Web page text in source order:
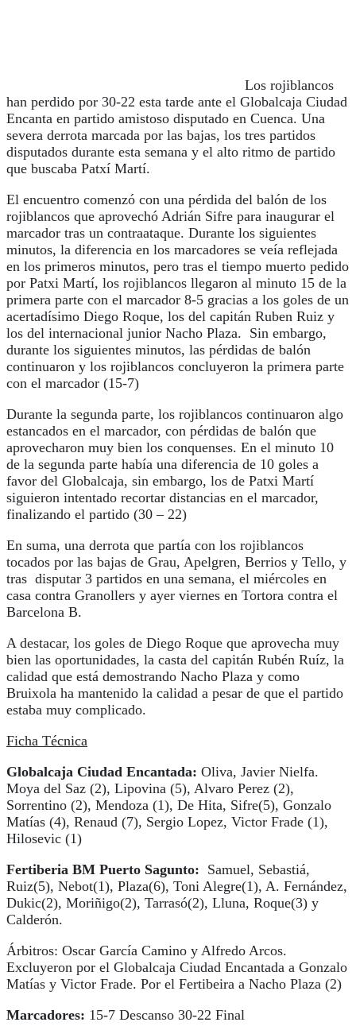
Los rojiblancos
han perdido por 30-22 esta tarde ante el Globalcaja Ciudad
Encanta en partido amistoso disputado en Cuenca. Una
severa derrota marcada por las bajas, los tres partidos
disputados durante esta semana y el alto ritmo de partido
que buscaba Patxí Martí.
El encuentro comenzó con una pérdida del balón de los
rojiblancos que aprovechó Adrián Sifre para inaugurar el
marcador tras un contraataque. Durante los siguientes
minutos, la diferencia en los marcadores se veía reflejada
en los primeros minutos, pero tras el tiempo muerto pedido
por Patxi Martí, los rojiblancos llegaron al minuto 15 de la
primera parte con el marcador 8-5 gracias a los goles de un
acertadísimo Diego Roque, los del capitán Ruben Ruiz y
los del internacional junior Nacho Plaza. Sin embargo,
durante los siguientes minutos, las pérdidas de balón
continuaron y los rojiblancos concluyeron la primera parte
con el marcador (15-7)
Durante la segunda parte, los rojiblancos continuaron algo
estancados en el marcador, con pérdidas de balón que
aprovecharon muy bien los conquenses. En el minuto 10
de la segunda parte había una diferencia de 10 goles a
favor del Globalcaja, sin embargo, los de Patxi Martí
siguieron intentado recortar distancias en el marcador,
finalizando el partido (30 – 22)
En suma, una derrota que partía con los rojiblancos
tocados por las bajas de Grau, Apelgren, Berrios y Tello, y
tras disputar 3 partidos en una semana, el miércoles en
casa contra Granollers y ayer viernes en Tortora contra el
Barcelona B.
A destacar, los goles de Diego Roque que aprovecha muy
bien las oportunidades, la casta del capitán Rubén Ruíz, la
calidad que está demostrando Nacho Plaza y como
Bruixola ha mantenido la calidad a pesar de que el partido
estaba muy complicado.
Ficha Técnica
Globalcaja Ciudad Encantada: Oliva, Javier Nielfa.
Moya del Saz (2), Lipovina (5), Alvaro Perez (2),
Sorrentino (2), Mendoza (1), De Hita, Sifre(5), Gonzalo
Matías (4), Renaud (7), Sergio Lopez, Victor Frade (1),
Hilosevic (1)
Fertiberia BM Puerto Sagunto: Samuel, Sebastiá,
Ruiz(5), Nebot(1), Plaza(6), Toni Alegre(1), A. Fernández,
Dukic(2), Moriñigo(2), Tarrasó(2), Lluna, Roque(3) y
Calderón.
Árbitros: Oscar García Camino y Alfredo Arcos.
Excluyeron por el Globalcaja Ciudad Encantada a Gonzalo
Matías y Victor Frade. Por el Fertibeira a Nacho Plaza (2)
Marcadores: 15-7 Descanso 30-22 Final